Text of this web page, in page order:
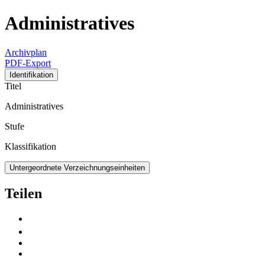
Administratives
Archivplan
PDF-Export
Identifikation
Titel
Administratives
Stufe
Klassifikation
Untergeordnete Verzeichnungseinheiten
Teilen